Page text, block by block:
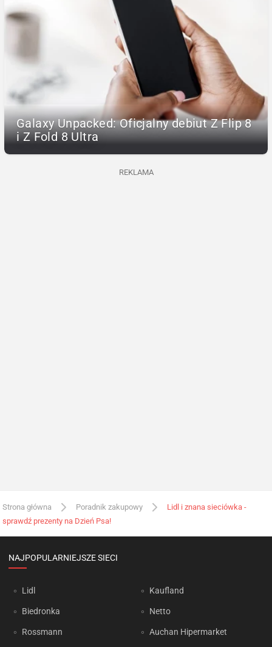
Galaxy Unpacked: Oficjalny debiut Z Flip 8
i Z Fold 8 Ultra
REKLAMA
Strona główna Poradnik zakupowy
Lidl i znana sieciówka -
sprawdź prezenty na Dzień Psa!
NAJPOPULARNIEJSZE SIECI
Lidl
Biedronka
Rossmann
Kaufland
Netto
Auchan Hipermarket